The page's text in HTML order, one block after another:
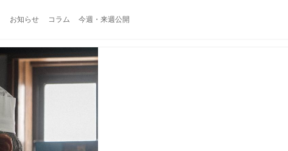
お知らせ コラム 今週・来週公開